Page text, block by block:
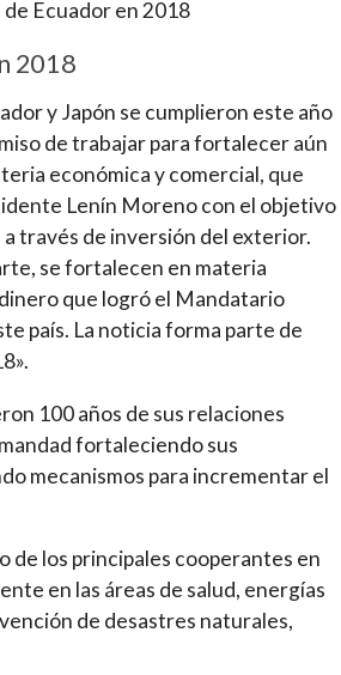
Ecuador en 2018
2018
y Japón se cumplieron este año
de trabajar para fortalecer aún
económica y comercial, que
Lenín Moreno con el objetivo
través de inversión del exterior.
se fortalecen en materia
que logró el Mandatario
país. La noticia forma parte de
100 años de sus relaciones
fortaleciendo sus
mecanismos para incrementar el
de los principales cooperantes en
en las áreas de salud, energías
de desastres naturales,